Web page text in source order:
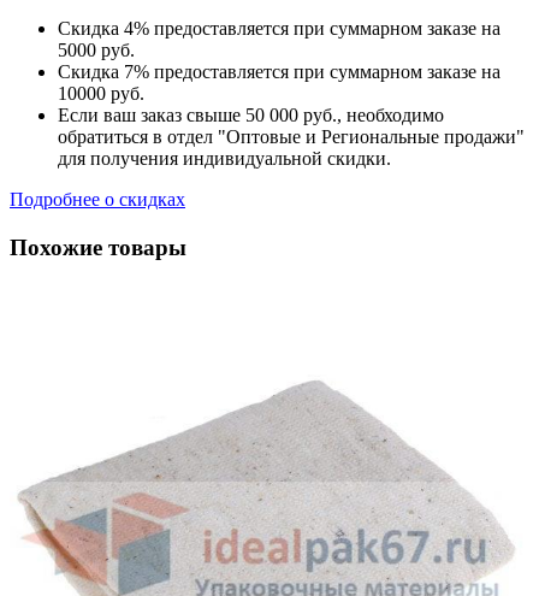
Скидка 4% предоставляется при суммарном заказе на
5000 руб.
Скидка 7% предоставляется при суммарном заказе на
10000 руб.
Если ваш заказ свыше 50 000 руб., необходимо
обратиться в отдел "Оптовые и Региональные продажи"
для получения индивидуальной скидки.
Подробнее о скидках
Похожие товары